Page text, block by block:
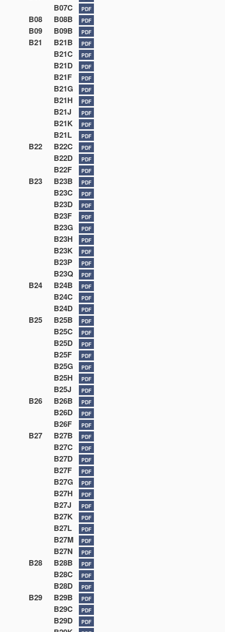
B07C PDF
B08 B08B PDF
B09 B09B PDF
B21 B21B PDF
B21C PDF
B21D PDF
B21F PDF
B21G PDF
B21H PDF
B21J PDF
B21K PDF
B21L PDF
B22 B22C PDF
B22D PDF
B22F PDF
B23 B23B PDF
B23C PDF
B23D PDF
B23F PDF
B23G PDF
B23H PDF
B23K PDF
B23P PDF
B23Q PDF
B24 B24B PDF
B24C PDF
B24D PDF
B25 B25B PDF
B25C PDF
B25D PDF
B25F PDF
B25G PDF
B25H PDF
B25J PDF
B26 B26B PDF
B26D PDF
B26F PDF
B27 B27B PDF
B27C PDF
B27D PDF
B27F PDF
B27G PDF
B27H PDF
B27J PDF
B27K PDF
B27L PDF
B27M PDF
B27N PDF
B28 B28B PDF
B28C PDF
B28D PDF
B29 B29B PDF
B29C PDF
B29D PDF